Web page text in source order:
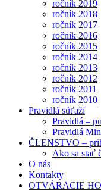
ročník 2019
ročník 2018
ročník 2017
ročník 2016
ročník 2015
ročník 2014
ročník 2013
ročník 2012
ročník 2011
ročník 2010
Pravidlá súťaží
Pravidlá –
Pravidlá
ČLENSTVO –
Ako sa stať
O nás
Kontakty
OTVÁRACIE